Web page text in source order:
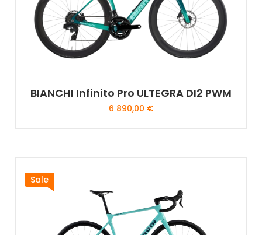
BIANCHI Infinito Pro ULTEGRA DI2 PWM
6 890,00 €
Sale